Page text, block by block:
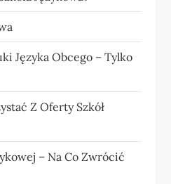
Języka Obcego – Tylko
Z Oferty Szkół
– Na Co Zwrócić